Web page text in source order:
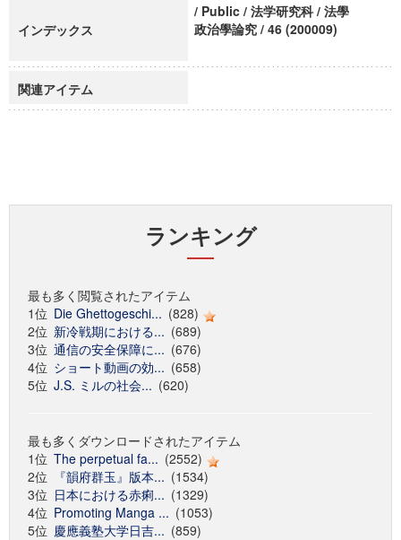
インデックス
/ Public / 法学研究科 / 法學
政治學論究 / 46 (200009)
関連アイテム
ランキング
最も多く閲覧されたアイテム
1位 Die Ghettogeschi... (828)
2位 新冷戦期における... (689)
3位 通信の安全保障に... (676)
4位 ショート動画の効... (658)
5位 J.S. ミルの社会... (620)
最も多くダウンロードされたアイテム
1位 The perpetual fa... (2552)
2位
『韻府群玉』版本... (1534)
3位 日本における赤痢... (1329)
4位 Promoting Manga ... (1053)
5位 慶應義塾大学日吉... (859)